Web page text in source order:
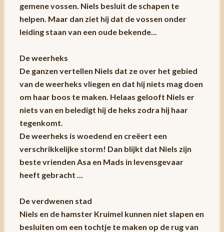
gemene vossen. Niels besluit de schapen te
helpen. Maar dan ziet hij dat de vossen onder
leiding staan van een oude bekende...
De weerheks
De ganzen vertellen Niels dat ze over het gebied
van de weerheks vliegen en dat hij niets mag doen
om haar boos te maken. Helaas gelooft Niels er
niets van en beledigt hij de heks zodra hij haar
tegenkomt.
De weerheks is woedend en creëert een
verschrikkelijke storm! Dan blijkt dat Niels zijn
beste vrienden Asa en Mads in levensgevaar
heeft gebracht ...
De verdwenen stad
Niels en de hamster Kruimel kunnen niet slapen en
besluiten om een tochtje te maken op de rug van